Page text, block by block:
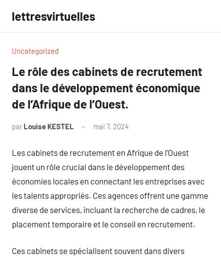
contenu
lettresvirtuelles
Uncategorized
Le rôle des cabinets de recrutement
dans le développement économique
de l’Afrique de l’Ouest.
par Louise KESTEL mai 7, 2024
Les cabinets de recrutement en Afrique de l’Ouest
jouent un rôle crucial dans le développement des
économies locales en connectant les entreprises avec
les talents appropriés. Ces agences offrent une gamme
diverse de services, incluant la recherche de cadres, le
placement temporaire et le conseil en recrutement.
Ces cabinets se spécialisent souvent dans divers